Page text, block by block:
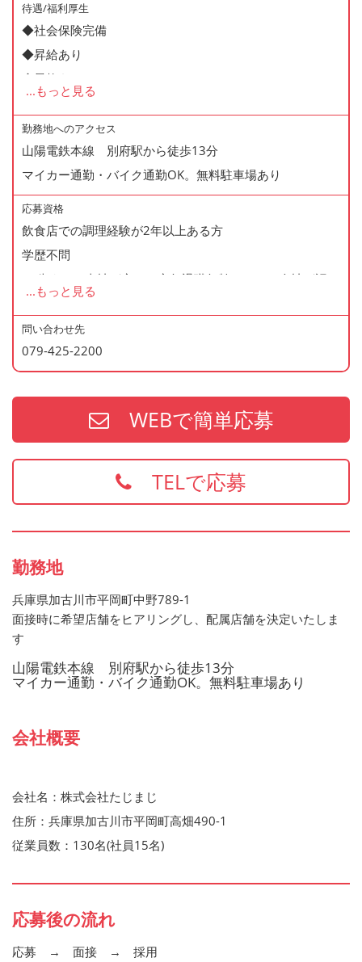
待遇/福利厚生
◆社会保険完備
◆昇給あり
◆昇格あり
◆正社員登用制度あり
◆有給休暇あり
◆産休・育休あり
◆交通費支給
◆マイカー通勤・バイク通勤OK
◆無料駐車場あり
◆まかない制度あり（1日1食・無料）
◆再雇用制度あり
◆通勤手当あり
... もっと見る
勤務地へのアクセス
山陽電鉄本線 別府駅から徒歩13分
マイカー通勤・バイク通勤OK。無料駐車場あり
応募資格
飲食店での調理経験が2年以上ある方
学歴不問
60歳まで（当社が定める定年退職年齢のため・会社が認め
た場合はこの限りではありません）
＜歓迎資格＞
・調理師免許
・防火管理
・食品衛生責任者
お持ちでない方でもご応募歓迎です
... もっと見る
問い合わせ先
079-425-2200
WEBで簡単応募
TELで応募
勤務地
兵庫県加古川市平岡町中野789-1
面接時に希望店舗をヒアリングし、配属店舗を決定いたしま
す
山陽電鉄本線 別府駅から徒歩13分
マイカー通勤・バイク通勤OK。無料駐車場あり
会社概要
会社名：株式会社たじまじ
住所：兵庫県加古川市平岡町高畑490-1
従業員数：130名(社員15名)
応募後の流れ
応募 → 面接 → 採用